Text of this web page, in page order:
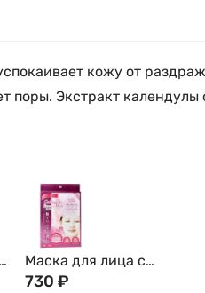
кожу от
Экстракт
Маска для лица с
коллагеном Essence Pearl
730 ₽